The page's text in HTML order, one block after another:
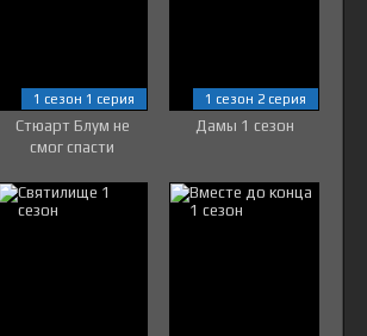
Стюарт Блум не
смог спасти
1 сезон 1 серия
Дамы 1 сезон
1 сезон 2 серия